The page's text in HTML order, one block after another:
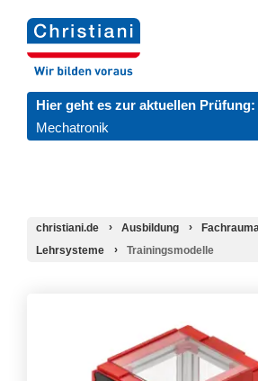
Hier geht es zur aktuellen Prüfung:
Mechatronik
christiani.de Ausbildung
Lehrsysteme
Trainingsmodelle